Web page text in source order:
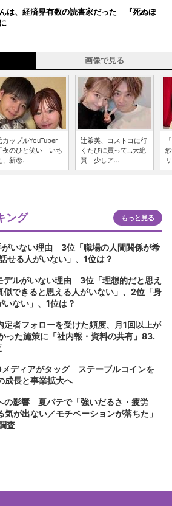
は、経済界有数の読書家だった 『死ぬほ
画像で見る
カップルYouTuber
「夜のひと笑い」いち
、新恋...
辻希美、コストコに行
くたびに買って...大絶
賛 少しア...
ング もっと見る
がいない理由 3位「職場の人間関係が希
せる人がいない」、1位は？
デルがいない理由 3位「理想的だと思え
似できると思える人がいない」、2位「身
ない」、1位は？
定者フォローを受けた頻度、月1回以上が
た施策に「社内報・資料の共有」83.
メディアがタッグ ステーブルコインを
成長と事業拡大へ
の影響 夏バテで「強いだるさ・疲労
が出ない／モチベーションが落ちた」
査